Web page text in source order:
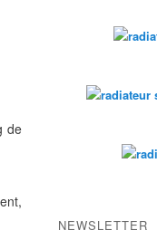
de
NEWSLETTER